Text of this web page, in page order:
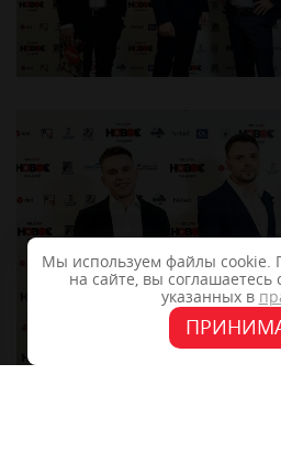
Мы используем файлы cookie.
на сайте, вы соглашаетесь
указанных в